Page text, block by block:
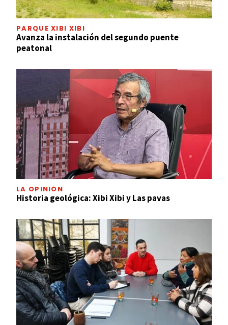
PARQUE XIBI XIBI
Avanza la instalación del segundo puente
peatonal
LA OPINIÓN
Historia geológica: Xibi Xibi y Las pavas